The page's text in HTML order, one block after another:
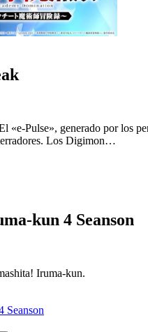
Pulse», generado por los
Los Digimon…
kun 4 Seanson
Iruma-kun.